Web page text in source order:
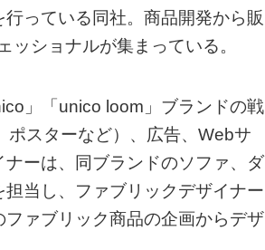
っている同社。商品開発から販
ショナルが集まっている。
」「unico loom」ブランドの戦
スターなど）、広告、Webサ
ーは、同ブランドのソファ、ダ
当し、ファブリックデザイナー
ァブリック商品の企画からデザ